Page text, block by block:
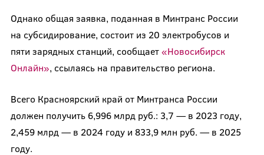
Однако общая заявка, поданная в Минтранс России
на субсидирование, состоит из 20 электробусов и
пяти зарядных станций, сообщает«Новосибирск
Онлайн», ссылаясь на правительство региона.
Всего Красноярский край от Минтранса России
должен получить 6,996 млрд руб.: 3,7 — в 2023 году,
2,459 млрд — в 2024 году и 833,9 млн руб. — в 2025
году.